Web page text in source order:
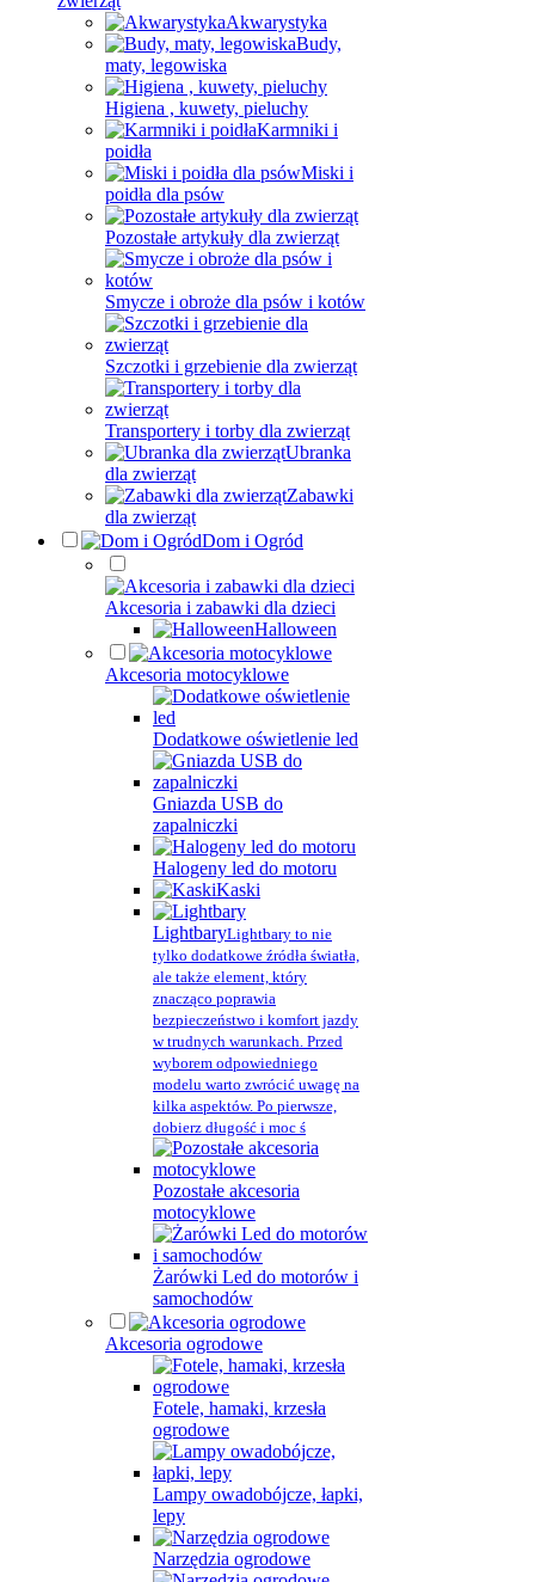
Akwarystyka
Budy,
maty, legowiska
Higiena , kuwety, pieluchy
Karmniki i
poidła
Miski i
poidła dla psów
Pozostałe artykuły dla zwierząt
Smycze i obroże dla psów i kotów
Szczotki i grzebienie dla zwierząt
Transportery i torby dla zwierząt
Ubranka
dla zwierząt
Zabawki
dla zwierząt
Dom i Ogród
Akcesoria i zabawki dla dzieci
Halloween
Akcesoria motocyklowe
Dodatkowe oświetlenie led
Gniazda USB do
zapalniczki
Halogeny led do motoru
Kaski
LightbaryLightbary to nie
tylko dodatkowe źródła światła,
ale także element, który
znacząco poprawia
bezpieczeństwo i komfort jazdy
w trudnych warunkach. Przed
wyborem odpowiedniego
modelu warto zwrócić uwagę na
kilka aspektów. Po pierwsze,
dobierz długość i moc ś
Pozostałe akcesoria
motocyklowe
Żarówki Led do motorów i
samochodów
Akcesoria ogrodowe
Fotele, hamaki, krzesła
ogrodowe
Lampy owadobójcze, łapki,
lepy
Narzędzia ogrodowe